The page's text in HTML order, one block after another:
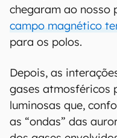
chegaram ao nosso
campo magnético
para os polos.
Depois, as
gases atmosféricos
luminosas que,
as “ondas” das